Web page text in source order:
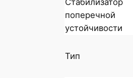
поперечной
устойчивости
Тип